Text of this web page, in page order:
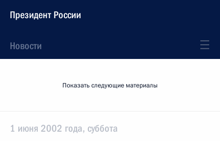
Президент России
Новости
Показать следующие материалы
1 июня 2002 года, суббота